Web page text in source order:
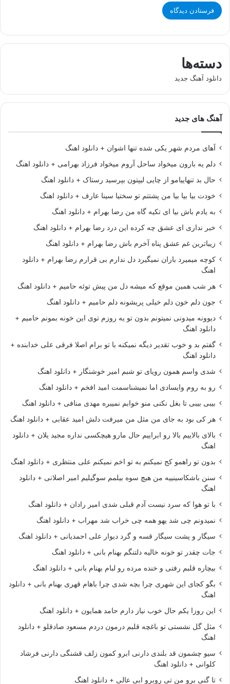
دسته‌ها
دانلود آهنگ جدید
آهنگ های جدید
آهای مردم شهر یکی شده تنها اشوان + دانلود اهنگ
دلم یه بارون میخواد ساحل آروم میخواد فرزاد بهرامی + دانلود اهنگ
حال بد تنهاییامو از چایی لیپتون بپرسید رستاک + دانلود اهنگ
خودت بیا بیا بیا من پشتتم تو سختیا سینا عارف + دانلود اهنگ
به یادم باش بیا ای تکیه گاه من رضا بهرام + دانلود اهنگ
خبر نداری ای عشق چه کرده این درد رضا بهرام + دانلود اهنگ
زیباترین غم عشق پناه آخرم باش رضا بهرام + دانلود اهنگ
کوچه میمیرد باران نمیگیرد دل ندارم بی قرارم رضا بهرام + دانلود
اهنگ
هر شب همین موقع که میشه دل من پیش توئه حامیم + دانلود اهنگ
جون دلم خون دلم خیلی پریشونه دلم حامیم + دانلود اهنگ
دیوونه میدونی نمیتونم بدون تو یه روزم توی این خونه بمونم حامیم +
دانلود اهنگ
گفتم بد و خوب تقدیر دیگه نمیکنه با تو برام اصلا فرقی علی خدابنده +
دانلود اهنگ
شدی واسم همون رویای تو شبم امیر خوشنگار + دانلود اهنگ
رو به روم وایسادی اما نمیشناسمت امید افخم + دانلود اهنگ
بیبی بیبی تا بغل نکنی منو خوابم نمیبره مهدی منافی + دانلود اهنگ
هر کی بود به جای من مثل من میرفت دلش امید عقابی + دانلود اهنگ
بالای بالاییم بالا رو ابراییم حال مارو هیچکسی نداره مجید یلان + دانلود
اهنگ
بدون تو راهمو کج نمیکنم به تو اخم نمیکنم علی منتظری + دانلود اهنگ
سنن باشکاسینییه من هیچ سوه بیلمم سوگیلیم امیر اصلانی + دانلود
اهنگ
با تو هوا که سرد نیست آدم قبلی شدی امیر رادان + دانلود اهنگ
نمیدونم چی شد یهو همه چی خراب شد مهراب + دانلود اهنگ
سیگار و پشت سیگار قسه و گرد دیوار علی احمدیانی + دانلود اهنگ
جات چقدر تو خونه خالیه دلتنگم بهنام بانی + دانلود اهنگ
بیچاره قلبم رفتی و خنده مرده رو لبام بهنام بانی + دانلود اهنگ
بگو کجای این شهری چرا بچه شدی چرا باهام قهری بهنام بانی + دانلود
اهنگ
این روزا یکم حال خوب نیاز دارم حامد همایون + دانلود اهنگ
مثل گل نشستی تو باغچه قلبم درمون دردم مسعود صادقلو + دانلود
اهنگ
سیو چشمون قد بلندی دارنی ابرو کمون زلف قشنگی دارنی فرشاد
کلوانی + دانلود اهنگ
تا گنی برو من تی روبرو ابی عالی + دانلود اهنگ